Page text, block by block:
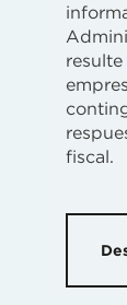
fiscal.